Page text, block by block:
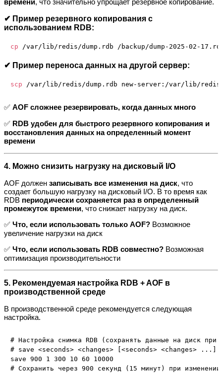
времени, что значительно упрощает резервное копирование.
✔ Пример резервного копирования с
использованием RDB:
cp
✔ Пример переноса данных на другой сервер:
scp
✅ AOF сложнее резервировать, когда данных много
✅ RDB удобен для быстрого резервного копирования и
восстановления данных на определенный момент
времени
4. Можно снизить нагрузку на дисковый I/O
AOF должен записывать все изменения на диск, что
создает большую нагрузку на дисковый I/O. В то время как
RDB периодически сохраняется раз в определенный
промежуток времени, что снижает нагрузку на диск.
✅ Что, если использовать только AOF? Возможное
увеличение нагрузки на диск
✅ Что, если использовать RDB совместно? Возможная
оптимизация производительности
5. Рекомендуемая настройка RDB + AOF в
производственной среде
В производственной среде рекомендуется следующая
настройка.
# Настройка снимка RDB (сохранять данные на диск при
# save <seconds> <changes> [<seconds> <changes> ...]
save 900 1 300 10 60 10000
# Сохранить через 900 секунд (15 минут) при